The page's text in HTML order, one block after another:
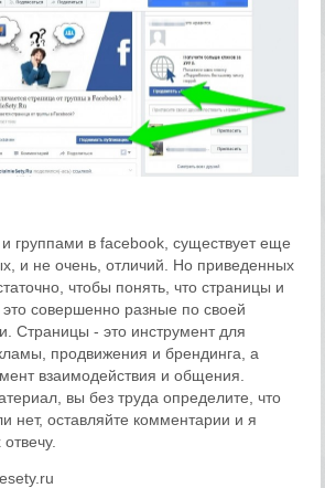
группами в facebook, существует еще
и не очень, отличий. Но приведенных
чтобы понять, что страницы и
совершенно разные по своей
Страницы - это инструмент для
продвижения и брендинга, а
взаимодействия и общения.
вы без труда определите, что
нет, оставляйте комментарии и я